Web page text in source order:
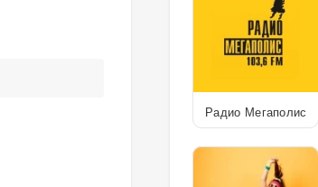
Радио Мегаполис